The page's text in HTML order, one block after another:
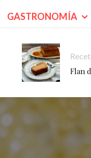
GASTRONOMÍA
Flan